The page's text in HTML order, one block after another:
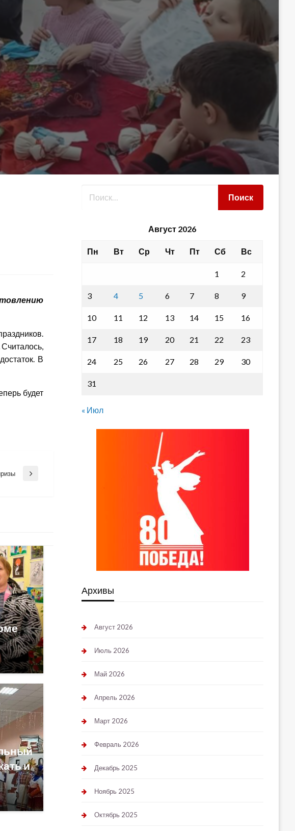
В
будет
и
Август 2026
Пн Вт Ср Чт Пт Сб Вс
1 2
3 4 5 6 7 8 9
10 11 12 13 14 15 16
17 18 19 20 21 22 23
24 25 26 27 28 29 30
31
« Июл
Архивы
Август 2026
Июль 2026
Май 2026
Апрель 2026
Март 2026
Февраль 2026
Декабрь 2025
Ноябрь 2025
Октябрь 2025